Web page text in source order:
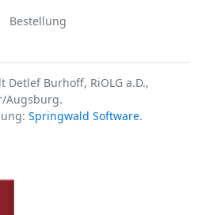
Bestellung
Detlef Burhoff, RiOLG a.D.,
Augsburg.
Springwald Software.